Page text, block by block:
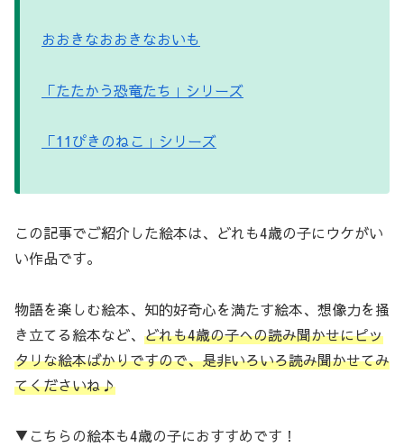
おおきなおおきなおいも
「たたかう恐竜たち」シリーズ
「11ぴきのねこ」シリーズ
この記事でご紹介した絵本は、どれも4歳の子にウケがい
い作品です。
物語を楽しむ絵本、知的好奇心を満たす絵本、想像力を掻
き立てる絵本など、 どれも4歳の子への読み聞かせにピッ
タリな絵本ばかりですので、是非いろいろ読み聞かせてみ
てくださいね♪
▼こちらの絵本も4歳の子におすすめです！